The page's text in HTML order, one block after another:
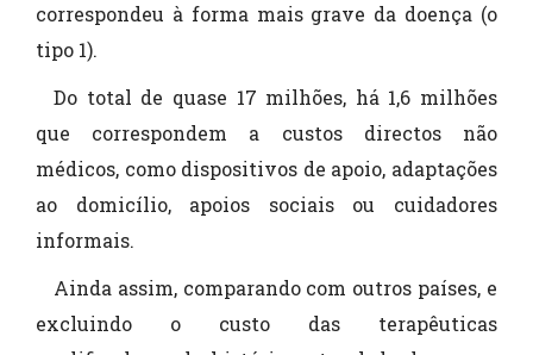
correspondeu à forma mais grave da doença (o
tipo 1).
Do total de quase 17 milhões, há 1,6 milhões
que correspondem a custos directos não
médicos, como dispositivos de apoio, adaptações
ao domicílio, apoios sociais ou cuidadores
informais.
Ainda assim, comparando com outros países, e
excluindo o custo das terapêuticas